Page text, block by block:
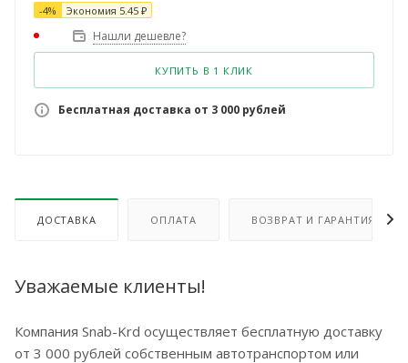
-4% Экономия 5.45 ₽
Нашли дешевле?
КУПИТЬ В 1 КЛИК
Бесплатная доставка от 3 000 рублей
ДОСТАВКА ОПЛАТА ВОЗВРАТ И ГАРАНТИЯ
Уважаемые клиенты!
Компания Snab-Krd осуществляет бесплатную доставку
от 3 000 рублей собственным автотранспортом или